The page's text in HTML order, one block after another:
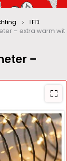
–
LED
– extra warm wit